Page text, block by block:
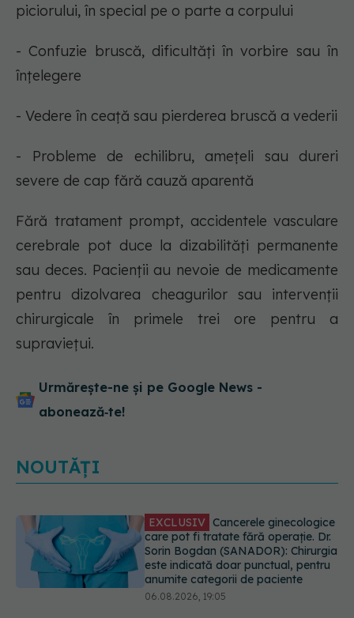
piciorului, în special pe o parte a corpului
- Confuzie bruscă, dificultăți în vorbire sau în
înțelegere
- Vedere în ceață sau pierderea bruscă a vederii
- Probleme de echilibru, amețeli sau dureri
severe de cap fără cauză aparentă
Fără tratament prompt, accidentele vasculare
cerebrale pot duce la dizabilități permanente
sau deces. Pacienții au nevoie de medicamente
pentru dizolvarea cheagurilor sau intervenții
chirurgicale în primele trei ore pentru a
supraviețui.
Urmărește-ne și pe Google News -
abonează‑te!
NOUTĂȚI
Greșeala pe care milioane de femei
o fac când își cumpără sutien. Un
medic explică metoda corectă
06.08.2026, 18:08